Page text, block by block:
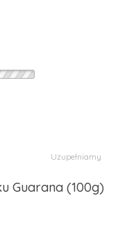
Uzupełniamy
Guarana (100g)